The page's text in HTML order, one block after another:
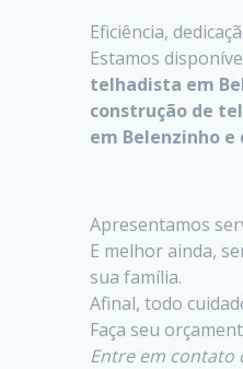
Eficiência,
Estamos
telhadista em
construção de
em Belenzinho
Apresentamos
E melhor ainda,
sua família.
Afinal, todo
Faça seu
Entre em contato